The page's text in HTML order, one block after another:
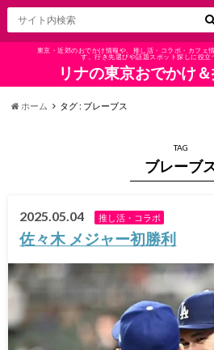
東京・近郊のおでかけ情報や、推し活・コラボ・カフェ
す。行き先選びや話題スポット探しに役立
リナの東京おでかけ
ホーム タグ : ブレーブス
TAG
ブレーブ
2025.05.04 推し活・コラボ
佐々木 メジャー初勝利